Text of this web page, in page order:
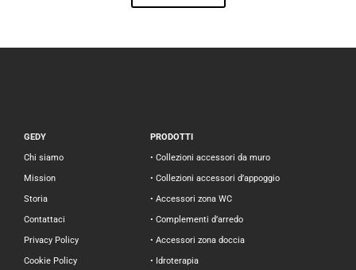
GEDY
Chi siamo
Mission
Storia
Contattaci
Privacy Policy
Cookie Policy
PRODOTTI
• Collezioni accessori da muro
• Collezioni accessori d’appoggio
• Accessori zona WC
• Complementi d’arredo
• Accessori zona doccia
• Idroterapia